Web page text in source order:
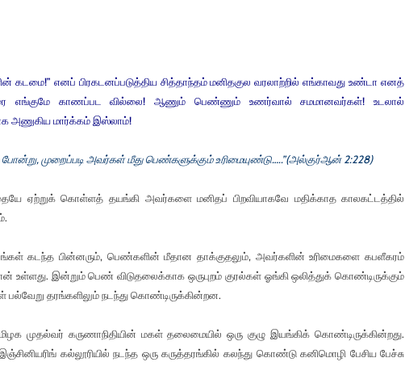
எனப் பிரகடனப்படுத்திய சித்தாந்தம் மனிதகுல வரலாற்றில் எங்காவது உண்டா எனத்
எங்குமே காணப்பட வில்லை! ஆணும் பெண்ணும் உணர்வால் சமமானவர்கள்! உடலால்
அணுகிய மார்க்கம் இஸ்லாம்!
முறைப்படி அவர்கள் மீது பெண்களுக்கும் உரிமையுண்டு…..”(அல்குர்ஆன் 2:228)
ஏற்றுக் கொள்ளத் தயங்கி அவர்களை மனிதப் பிறவியாகவே மதிக்காத காலகட்டத்தில்
கடந்த பின்னரும், பெண்களின் மீதான தாக்குதலும், அவர்களின் உரிமைகளை கபளீகரம்
இன்றும் பெண் விடுதலைக்காக ஒருபுறம் குரல்கள் ஓங்கி ஒலித்துக் கொண்டிருக்கும்
தரங்களிலும் நடந்து கொண்டிருக்கின்றன.
முதல்வர் கருணாநிதியின் மகள் தலைமையில் ஒரு குழு இயங்கிக் கொண்டிருக்கின்றது.
கல்லூரியில் நடந்த ஒரு கருத்தரங்கில் கலந்து கொண்டு கனிமொழி பேசிய பேச்சு